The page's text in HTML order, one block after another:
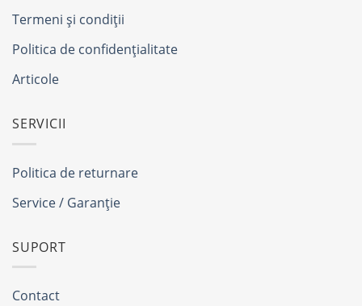
Termeni și condiții
Politica de confidențialitate
Articole
SERVICII
Politica de returnare
Service / Garanție
SUPORT
Contact